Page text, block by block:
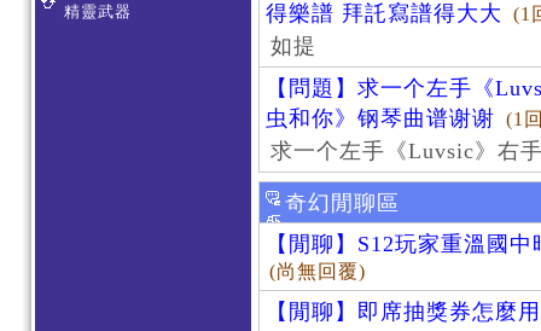
精靈武器
得樂譜 拜託寫譜得大大
(1
如提
【問題】求一个左手《
虫和你》钢琴曲谱谢谢 (1
求一个左手《Luvsic》右
奇幻閒聊區
【閒聊】S12玩家重溫國
(尚無回覆)
【閒聊】即席抽獎券怎麼